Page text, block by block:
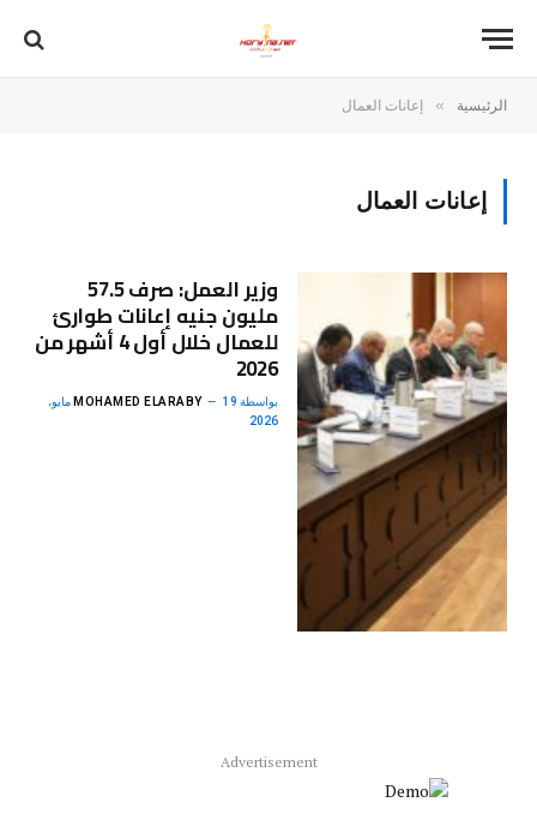
الرئيسية » إعانات العمال
إعانات العمال
وزير العمل: صرف 57.5
مليون جنيه إعانات طوارئ
للعمال خلال أول 4 أشهر من
2026
بواسطة MOHAMED ELARABY 19 مايو،
2026
Advertisement